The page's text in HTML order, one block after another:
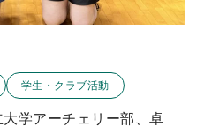
ー
学生・クラブ活動
大学アーチェリー部、卓